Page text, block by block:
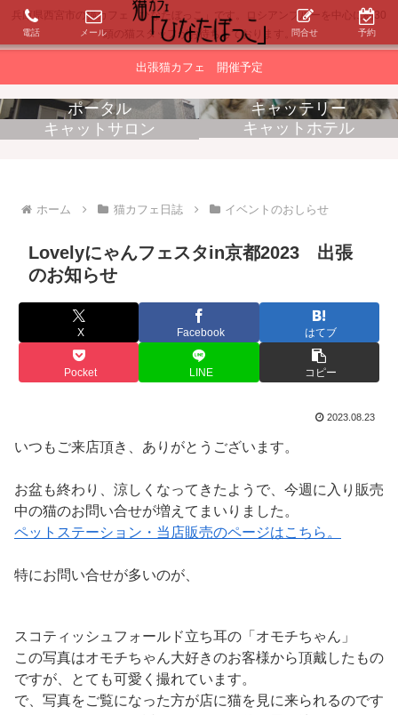
兵庫県西宮市の猫カフェ「ひなたぼっこ」です。ロシアンブルーを中心に約30
頭の猫スタッフがお待ちしております。
出張猫カフェ 開催予定
ポータル
キャッテリー
キャットサロン
キャットホテル
ホーム 猫カフェ日誌 イベントのおしらせ
Lovelyにゃんフェスタin京都2023 出張
のお知らせ
X Facebook はてブ
Pocket LINE コピー
2023.08.23
いつもご来店頂き、ありがとうございます。
お盆も終わり、涼しくなってきたようで、今週に入り販売
中の猫のお問い合せが増えてまいりました。
ペットステーション・当店販売のページはこちら。
特にお問い合せが多いのが、
スコティッシュフォールド立ち耳の「オモチちゃん」
この写真はオモチちゃん大好きのお客様から頂戴したもの
ですが、とても可愛く撮れています。
で、写真をご覧になった方が店に猫を見に来られるのです
電話 メール 問合せ 予約